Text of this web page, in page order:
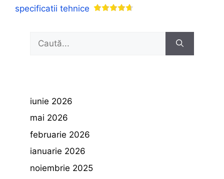
specificatii tehnice
după:
iunie 2026
mai 2026
februarie 2026
ianuarie 2026
noiembrie 2025